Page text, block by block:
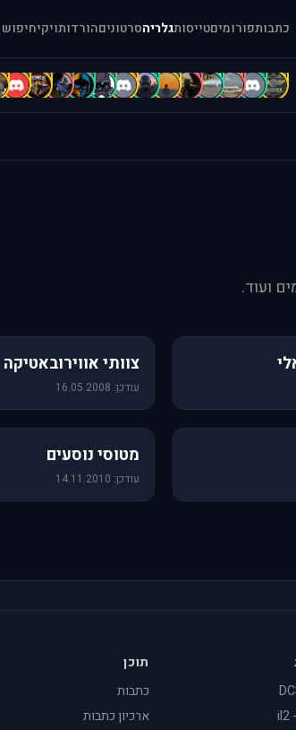
כתבותפורומיםטייסותגלריהסרטוניםהורדותויקיחיפוש
"
.
.
[
A
A
A
A
A
A
A
b
b
B
ועוד.
צוותי אווירובאטיקה
עודכן: 16.05.2008
מטוסי נוסעים
עודכן: 14.11.2010
תוכן
כתבות
ארכיון כתבות